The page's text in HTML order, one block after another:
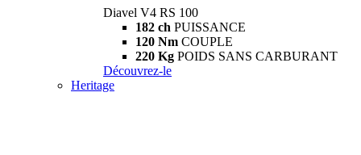
Diavel V4 RS 100
182 ch PUISSANCE
120 Nm COUPLE
220 Kg POIDS SANS CARBURANT
Découvrez-le
Heritage